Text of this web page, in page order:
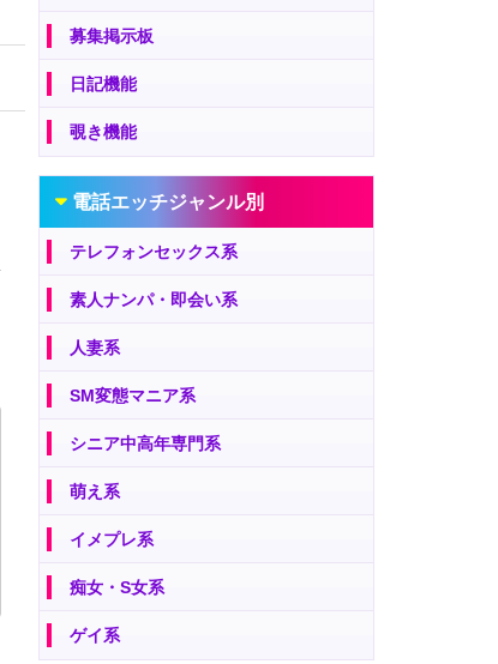
募集掲示板
日記機能
覗き機能
電話エッチジャンル別
テレフォンセックス系
素人ナンパ・即会い系
人妻系
SM変態マニア系
シニア中高年専門系
萌え系
イメプレ系
痴女・S女系
ゲイ系